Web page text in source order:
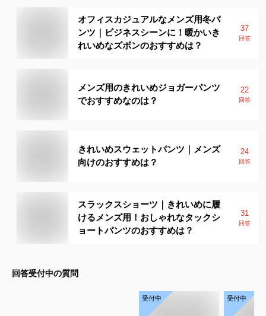
オフィスカジュアルなメンズ用冬パ
ンツ｜ビジネスシーンに！暖かいき
れいめなズボンのおすすめは？
37
回答
メンズ用のきれいめジョガーパンツ
でおすすめなのは？
22
回答
きれいめスウェットパンツ｜メンズ
向けのおすすめは？
24
回答
スラックスショーツ｜きれいめに履
けるメンズ用！おしゃれなタックシ
ョートパンツのおすすめは？
31
回答
回答受付中の質問
受付中 受付中